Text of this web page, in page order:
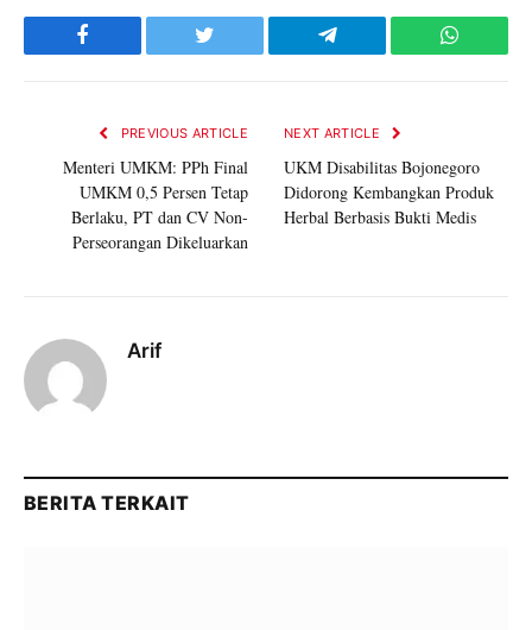
Facebook Twitter Telegram
PREVIOUS ARTICLE
Menteri UMKM: PPh Final
UMKM 0,5 Persen Tetap
Berlaku, PT dan CV Non-
Perseorangan Dikeluarkan
NEXT ARTICLE
UKM Disabilitas Bojonegoro
Didorong Kembangkan Produk
Herbal Berbasis Bukti Medis
Arif
BERITA TERKAIT